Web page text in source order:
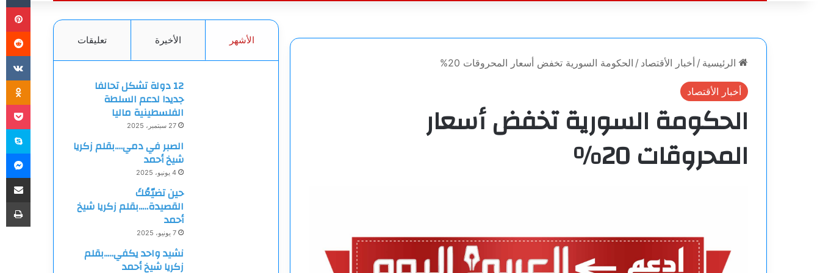
عن
الرئيسية / أخبار الأقتصاد / الحكومة السورية تخفض أسعار المحروقات 20%
أخبار الأقتصاد
الحكومة السورية تخفض أسعار
المحروقات 20%
الأشهر الأخيرة تعليقات
12 دولة تشكل تحالفا
جديدا لدعم السلطة
الفلسطينية ماليا
27 سبتمبر، 2025
الصبر في دمي….بقلم زكريا
شيخ أحمد
4 يونيو، 2025
حين تضيّعُكَ
القصيدة…..بقلم زكريا شيخ
أحمد
7 يونيو، 2025
نشيد واحد يكفي…..بقلم
زكريا شيخ أحمد